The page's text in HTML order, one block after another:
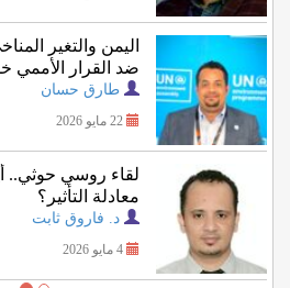
اليمن والتغير
ضد القرار الأممي
اليمنية؟
طارق حسان
لقاء روسي حوثي..
معادلة التأثير؟
د. فاروق ثابت
4 مايو 2026